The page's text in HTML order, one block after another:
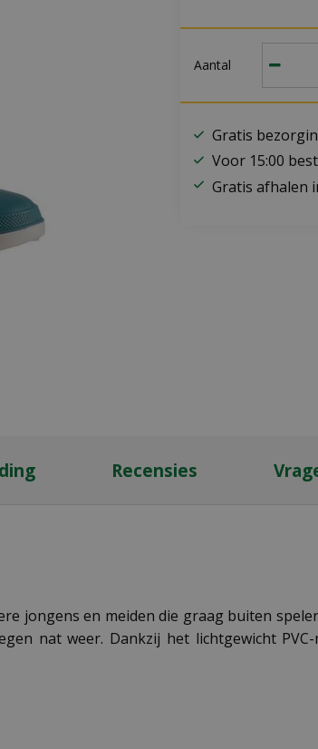
Aantal
Gratis
Voor 15:00
Gratis afhalen
Recensies
jongens en meiden die graag buiten
nat weer. Dankzij het lichtgewicht